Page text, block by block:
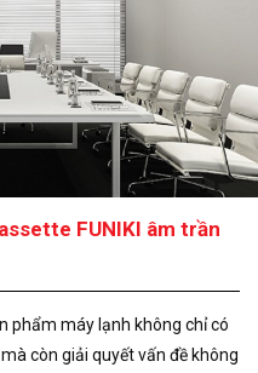
FUNIKI âm trần
phẩm máy lạnh không chỉ có
còn giải quyết vấn đề không